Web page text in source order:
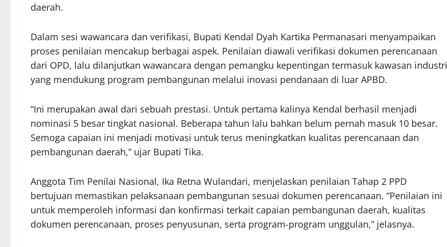
daerah.
Dalam sesi wawancara dan verifikasi, Bupati Kendal Dyah Kartika Permanasari menyampaikan
proses penilaian mencakup berbagai aspek. Penilaian diawali verifikasi dokumen perencanaan
dari OPD, lalu dilanjutkan wawancara dengan pemangku kepentingan termasuk kawasan industri
yang mendukung program pembangunan melalui inovasi pendanaan di luar APBD.
“Ini merupakan awal dari sebuah prestasi. Untuk pertama kalinya Kendal berhasil menjadi
nominasi 5 besar tingkat nasional. Beberapa tahun lalu bahkan belum pernah masuk 10 besar.
Semoga capaian ini menjadi motivasi untuk terus meningkatkan kualitas perencanaan dan
pembangunan daerah,” ujar Bupati Tika.
Anggota Tim Penilai Nasional, Ika Retna Wulandari, menjelaskan penilaian Tahap 2 PPD
bertujuan memastikan pelaksanaan pembangunan sesuai dokumen perencanaan. “Penilaian ini
untuk memperoleh informasi dan konfirmasi terkait capaian pembangunan daerah, kualitas
dokumen perencanaan, proses penyusunan, serta program-program unggulan,” jelasnya.